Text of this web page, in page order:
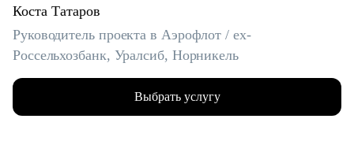
Коста Татаров
Руководитель проекта в Аэрофлот / ex-
Россельхозбанк, Уралсиб, Норникель
Выбрать услугу